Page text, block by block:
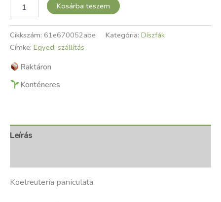
Kosárba teszem
Cikkszám: 61e670052abe Kategória: Díszfák
Címke: Egyedi szállítás
Raktáron
Konténeres
Leírás
Koelreuteria paniculata